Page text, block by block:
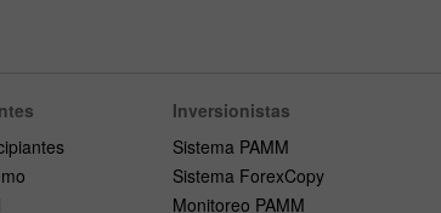
Inversionistas
Sistema PAMM
Sistema ForexCopy
Monitoreo PAMM